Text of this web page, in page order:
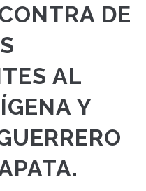
DE
AL
Y